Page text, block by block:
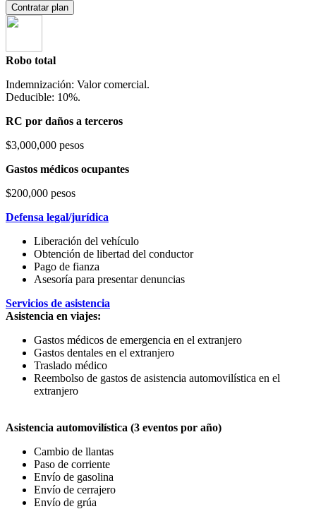
Contratar plan
Robo total
Indemnización: Valor comercial.
Deducible: 10%.
RC por daños a terceros
$3,000,000 pesos
Gastos médicos ocupantes
$200,000 pesos
Defensa legal/jurídica
Liberación del vehículo
Obtención de libertad del conductor
Pago de fianza
Asesoría para presentar denuncias
Servicios de asistencia
Asistencia en viajes:
Gastos médicos de emergencia en el extranjero
Gastos dentales en el extranjero
Traslado médico
Reembolso de gastos de asistencia automovilística en el
extranjero
Asistencia automovilística (3 eventos por año)
Cambio de llantas
Paso de corriente
Envío de gasolina
Envío de cerrajero
Envío de grúa